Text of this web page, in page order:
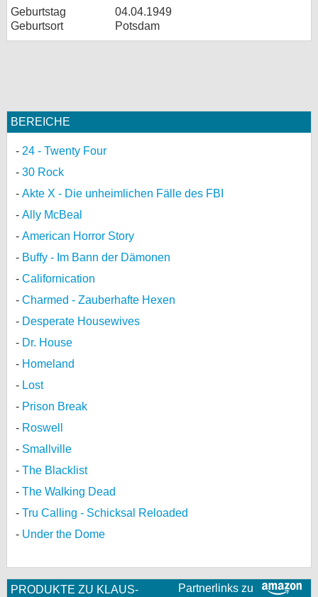
Geburtstag
04.04.1949
Geburtsort
Potsdam
BEREICHE
24 - Twenty Four
30 Rock
Akte X - Die unheimlichen Fälle des FBI
Ally McBeal
American Horror Story
Buffy - Im Bann der Dämonen
Californication
Charmed - Zauberhafte Hexen
Desperate Housewives
Dr. House
Homeland
Lost
Prison Break
Roswell
Smallville
The Blacklist
The Walking Dead
Tru Calling - Schicksal Reloaded
Under the Dome
Partnerlinks zu
PRODUKTE ZU KLAUS-